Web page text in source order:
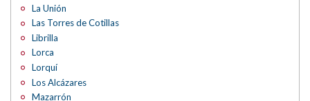
La Unión
Las Torres de Cotillas
Librilla
Lorca
Lorquí
Los Alcázares
Mazarrón